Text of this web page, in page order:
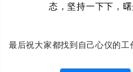
态，坚持一下下，
最后祝大家都找到自己心仪的工